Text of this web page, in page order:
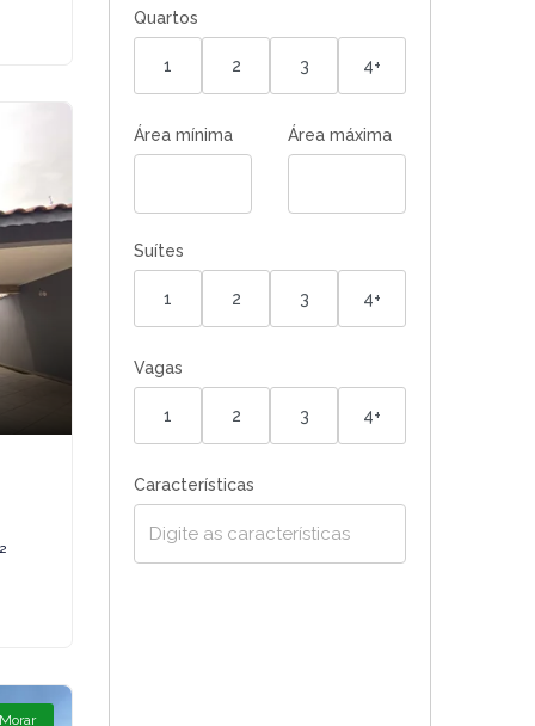
Quartos
1 2 3 4+
Área mínima Área máxima
Suítes
1 2 3 4+
Vagas
1 2 3 4+
Características